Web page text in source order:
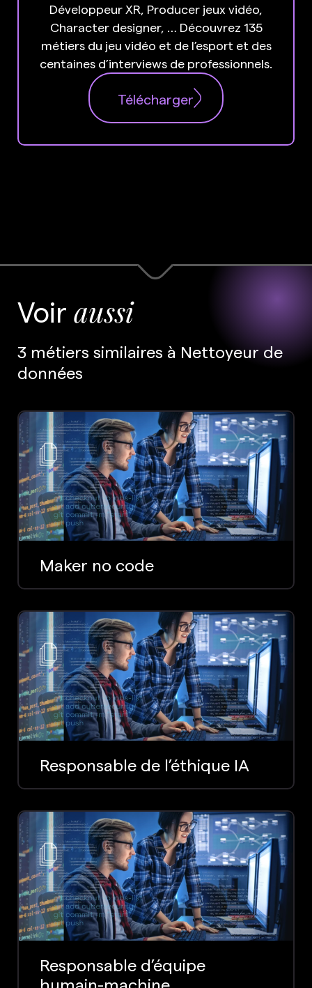
Développeur XR, Producer jeux vidéo,
Character designer, … Découvrez 135
métiers du jeu vidéo et de l’esport et des
centaines d’interviews de professionnels.
Télécharger
Voir aussi
3 métiers similaires à Nettoyeur de
données
Maker no code
Responsable de l’éthique IA
Responsable d’équipe
humain-machine